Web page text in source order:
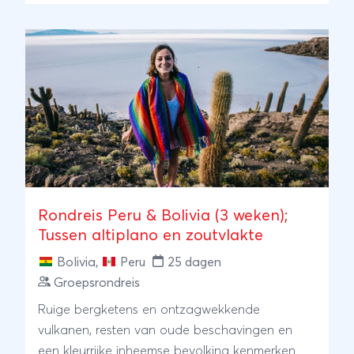
Rondreis Peru & Bolivia (3 weken);
Tussen altiplano en zoutvlakte
Bolivia, Peru
25 dagen
Groepsrondreis
Ruige bergketens en ontzagwekkende
vulkanen, resten van oude beschavingen en
een kleurrijke inheemse bevolking kenmerken